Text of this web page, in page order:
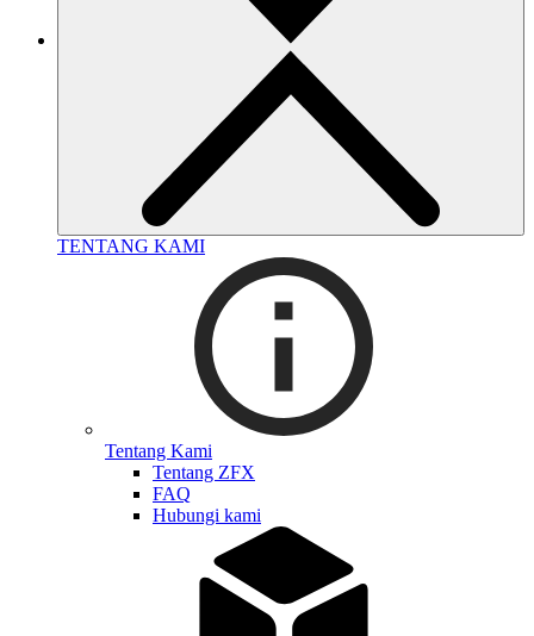
TENTANG KAMI
Tentang Kami
Tentang ZFX
FAQ
Hubungi kami